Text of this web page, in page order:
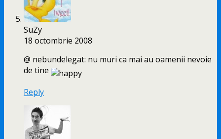
SuZy
18 octombrie 2008
@ nebundelegat: nu muri ca mai au oamenii nevoie
de tine
Reply